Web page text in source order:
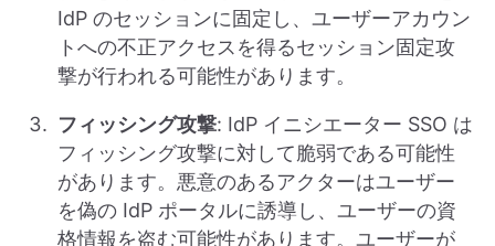
IdP のセッションに固定し、ユーザーアカウン
トへの不正アクセスを得るセッション固定攻
撃が行われる可能性があります。
フィッシング攻撃: IdP イニシエーター SSO は
フィッシング攻撃に対して脆弱である可能性
があります。悪意のあるアクターはユーザー
を偽の IdP ポータルに誘導し、ユーザーの資
格情報を盗む可能性があります。ユーザーが